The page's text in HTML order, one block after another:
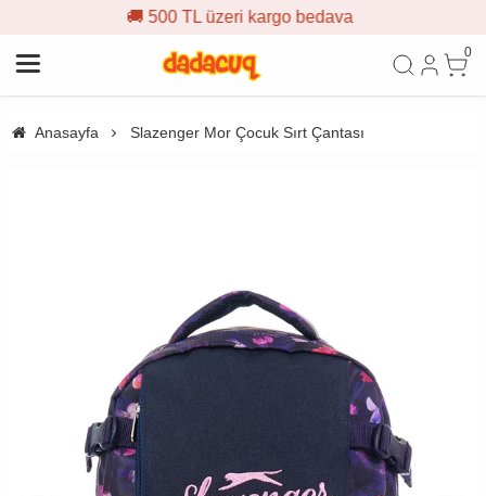
500 TL üzeri kargo bedava
0
Anasayfa Slazenger Mor Çocuk Sırt Çantası